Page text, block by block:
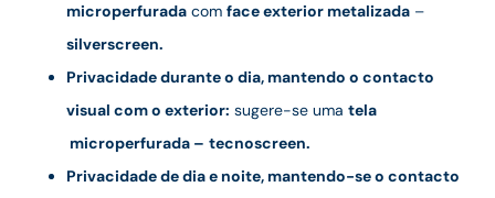
microperfurada com face exterior metalizada –
silverscreen.
Privacidade durante o dia, mantendo o contacto
visual com o exterior: sugere-se uma tela
microperfurada – tecnoscreen.
Privacidade de dia e noite, mantendo-se o contacto